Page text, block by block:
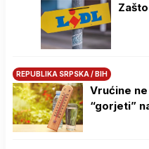
REPUBLIKA SRPSKA / BIH
Vrućine
“gorjeti”